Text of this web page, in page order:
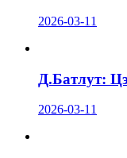
2026-03-11
Д.Батлут:
2026-03-11